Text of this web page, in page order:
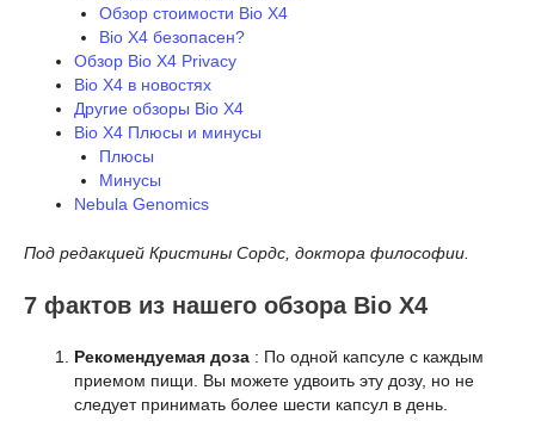
Обзор стоимости Bio X4
Bio X4 безопасен?
Обзор Bio X4 Privacy
Bio X4 в новостях
Другие обзоры Bio X4
Bio X4 Плюсы и минусы
Плюсы
Минусы
Nebula Genomics
Под редакцией Кристины Сордс, доктора философии.
7 фактов из нашего обзора Bio X4
Рекомендуемая доза : По одной капсуле с каждым
приемом пищи. Вы можете удвоить эту дозу, но не
следует принимать более шести капсул в день.